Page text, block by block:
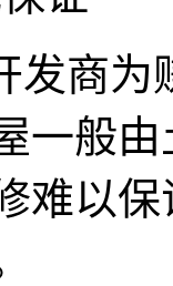
发商为
一般
难以